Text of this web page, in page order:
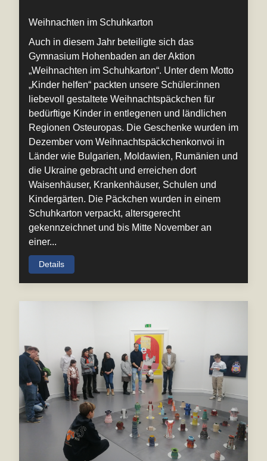
Weihnachten im Schuhkarton
Auch in diesem Jahr beteiligte sich das
Gymnasium Hohenbaden an der Aktion
„Weihnachten im Schuhkarton“. Unter dem Motto
„Kinder helfen“ packten unsere Schüler:innen
liebevoll gestaltete Weihnachtspäckchen für
bedürftige Kinder in entlegenen und ländlichen
Regionen Osteuropas. Die Geschenke wurden im
Dezember vom Weihnachtspäckchenkonvoi in
Länder wie Bulgarien, Moldawien, Rumänien und
die Ukraine gebracht und erreichen dort
Waisenhäuser, Krankenhäuser, Schulen und
Kindergärten. Die Päckchen wurden in einem
Schuhkarton verpackt, altersgerecht
gekennzeichnet und bis Mitte November an
einer...
Details